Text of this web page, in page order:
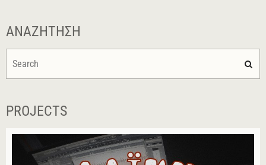
ΑΝΑΖΉΤΗΣΗ
PROJECTS